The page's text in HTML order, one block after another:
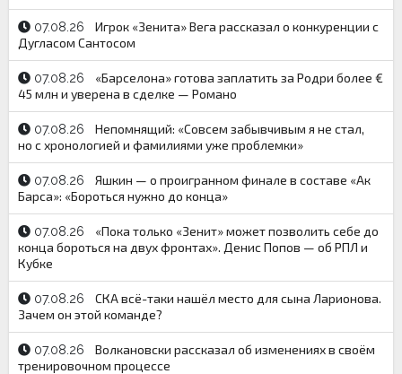
07.08.26
Игрок «Зенита» Вега рассказал о конкуренции с
Дугласом Сантосом
07.08.26
«Барселона» готова заплатить за Родри более €
45 млн и уверена в сделке — Романо
07.08.26
Непомнящий: «Совсем забывчивым я не стал,
но с хронологией и фамилиями уже проблемки»
07.08.26
Яшкин — о проигранном финале в составе «Ак
Барса»: «Бороться нужно до конца»
07.08.26
«Пока только «Зенит» может позволить себе до
конца бороться на двух фронтах». Денис Попов — об РПЛ и
Кубке
07.08.26
СКА всё-таки нашёл место для сына Ларионова.
Зачем он этой команде?
07.08.26
Волкановски рассказал об изменениях в своём
тренировочном процессе